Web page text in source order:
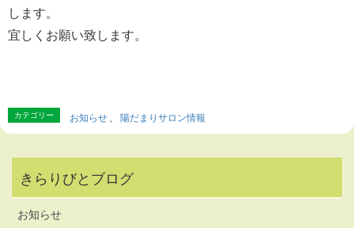
します。
宜しくお願い致します。
カテゴリー お知らせ 陽だまりサロン情報
きらりびとブログ
お知らせ